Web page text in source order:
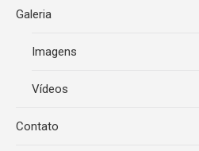
Galeria
Imagens
Vídeos
Contato